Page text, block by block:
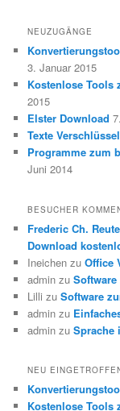
NEUZUGÄNGE
3. Januar 2015
Kostenlose Tools
2015
Elster Download
Texte
Programme zum
Juni 2014
BESUCHER
Frederic Ch.
Download
Ineichen zuOffice
admin zu
Lilli zuSoftware
admin zu
admin zuSprache
NEU
Kostenlose Tools